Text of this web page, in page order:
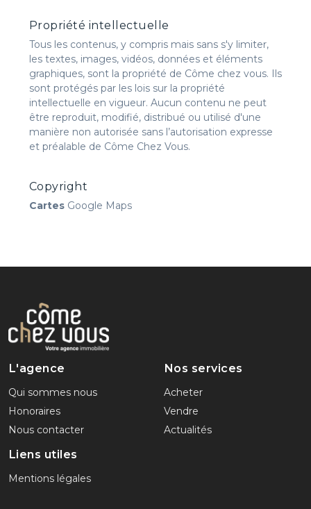
Propriété intellectuelle
Tous les contenus, y compris mais sans s'y limiter,
les textes, images, vidéos, données et éléments
graphiques, sont la propriété de Côme chez vous. Ils
sont protégés par les lois sur la propriété
intellectuelle en vigueur. Aucun contenu ne peut
être reproduit, modifié, distribué ou utilisé d'une
manière non autorisée sans l’autorisation expresse
et préalable de Côme Chez Vous.
Copyright
Cartes Google Maps
L'agence
Qui sommes nous
Honoraires
Nous contacter
Nos services
Acheter
Vendre
Actualités
Liens utiles
Mentions légales